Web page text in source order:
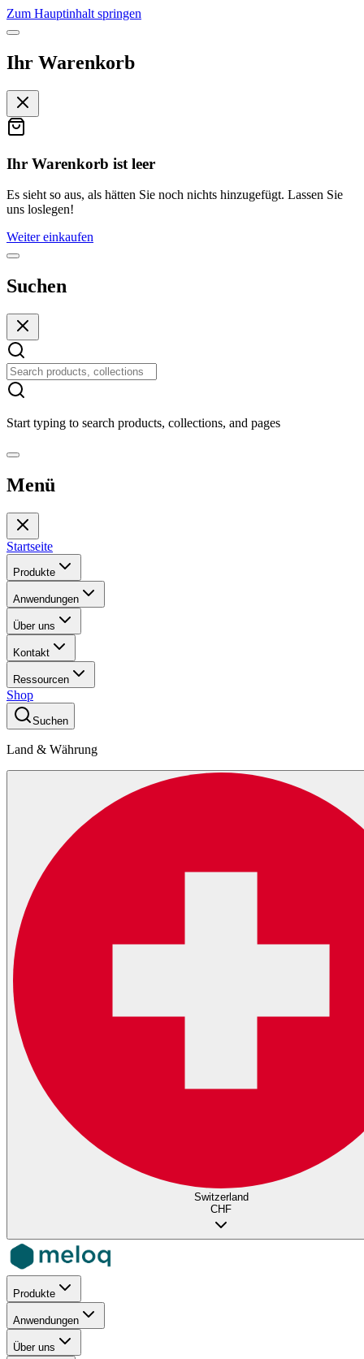
Zum Hauptinhalt springen
Ihr Warenkorb
Ihr Warenkorb ist leer
Es sieht so aus, als hätten Sie noch nichts hinzugefügt. Lassen Sie
uns loslegen!
Weiter einkaufen
Suchen
Start typing to search products, collections, and pages
Menü
Startseite
Produkte
Anwendungen
Über uns
Kontakt
Ressourcen
Shop
Suchen
Land & Währung
Switzerland
CHF
Produkte
Anwendungen
Über uns